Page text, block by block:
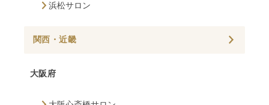
浜松サロン
関西・近畿
大阪府